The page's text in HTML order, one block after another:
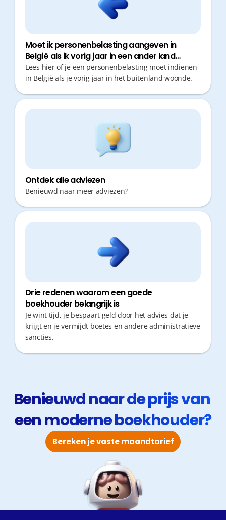
Moet ik personenbelasting aangeven in
België als ik vorig jaar in een ander land
woonde?
Lees hier of je een personenbelasting moet indienen
in België als je vorig jaar in het buitenland woonde.
Ontdek alle adviezen
Benieuwd naar meer adviezen?
Drie redenen waarom een goede
boekhouder belangrijk is
Je wint tijd, je bespaart geld door het advies dat je
krijgt en je vermijdt boetes en andere administratieve
sancties.
Benieuwd naar de prijs van
een moderne boekhouder?
Bereken je vaste maandtarief